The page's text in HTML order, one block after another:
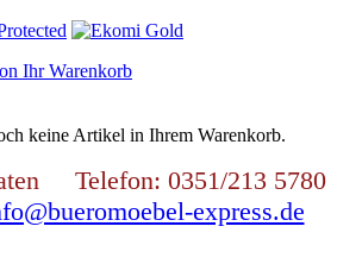
Ihr Warenkorb
keine Artikel in Ihrem Warenkorb.
Telefon: 0351/213 5780
express.de